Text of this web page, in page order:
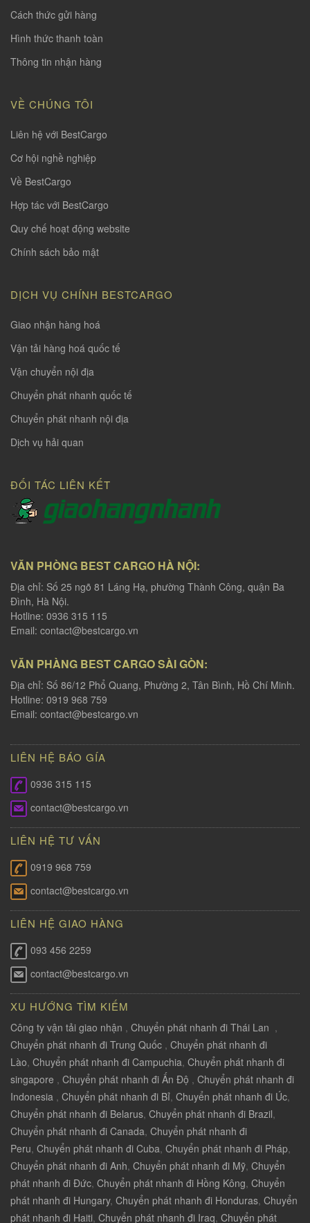
Cách thức gửi hàng
Hình thức thanh toàn
Thông tin nhận hàng
VỀ CHÚNG TÔI
Liên hệ với BestCargo
Cơ hội nghề nghiệp
Về BestCargo
Hợp tác với BestCargo
Quy chế hoạt động website
Chính sách bảo mật
DỊCH VỤ CHÍNH BESTCARGO
Giao nhận hàng hoá
Vận tải hàng hoá quốc tế
Vận chuyển nội địa
Chuyển phát nhanh quốc tế
Chuyển phát nhanh nội địa
Dịch vụ hải quan
ĐỐI TÁC LIÊN KẾT
VĂN PHÒNG BEST CARGO HÀ NỘI:
Địa chỉ: Số 25 ngõ 81 Láng Hạ, phường Thành Công, quận Ba
Đình, Hà Nội.
Hotline: 0936 315 115
Email: contact@bestcargo.vn
VĂN PHÀNG BEST CARGO SÀI GÒN:
Địa chỉ: Số 86/12 Phổ Quang, Phường 2, Tân Bình, Hồ Chí Minh.
Hotline: 0919 968 759
Email: contact@bestcargo.vn
LIÊN HỆ BÁO GÍA
0936 315 115
contact@bestcargo.vn
LIÊN HỆ TƯ VẤN
0919 968 759
contact@bestcargo.vn
LIÊN HỆ GIAO HÀNG
093 456 2259
contact@bestcargo.vn
XU HƯỚNG TÌM KIẾM
Công ty vận tải giao nhận , Chuyển phát nhanh đi Thái Lan ,
Chuyển phát nhanh đi Trung Quốc , Chuyển phát nhanh đi
Lào, Chuyển phát nhanh đi Campuchia, Chuyển phát nhanh đi
singapore , Chuyển phát nhanh đi Ấn Độ , Chuyển phát nhanh đi
Indonesia , Chuyển phát nhanh đi Bỉ, Chuyển phát nhanh đi Úc,
Chuyển phát nhanh đi Belarus, Chuyển phát nhanh đi Brazil,
Chuyển phát nhanh đi Canada, Chuyển phát nhanh đi
Peru, Chuyển phát nhanh đi Cuba, Chuyển phát nhanh đi Pháp,
Chuyển phát nhanh đi Anh, Chuyển phát nhanh đi Mỹ, Chuyển
phát nhanh đi Đức, Chuyển phát nhanh đi Hồng Kông, Chuyển
phát nhanh đi Hungary, Chuyển phát nhanh đi Honduras, Chuyển
phát nhanh đi Haiti, Chuyển phát nhanh đi Iraq, Chuyển phát